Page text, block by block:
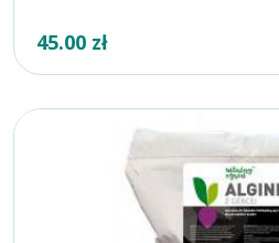
45.00 zł